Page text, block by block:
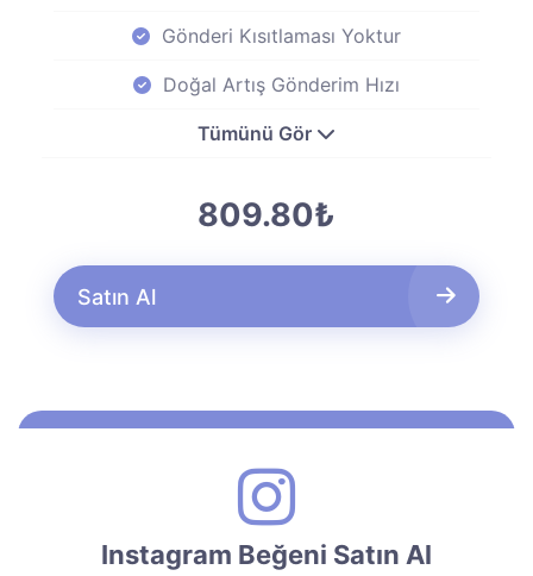
Gönderi Kısıtlaması Yoktur
Doğal Artış Gönderim Hızı
Tümünü Gör
809.80₺
Satın Al
Instagram Beğeni Satın Al